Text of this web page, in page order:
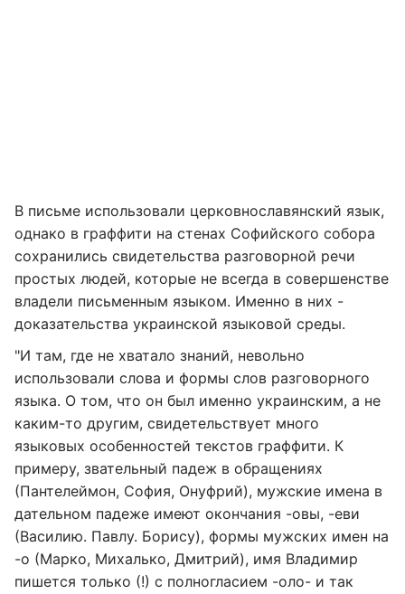
В письме использовали церковнославянский язык,
однако в граффити на стенах Софийского собора
сохранились свидетельства разговорной речи
простых людей, которые не всегда в совершенстве
владели письменным языком. Именно в них -
доказательства украинской языковой среды.
"И там, где не хватало знаний, невольно
использовали слова и формы слов разговорного
языка. О том, что он был именно украинским, а не
каким-то другим, свидетельствует много
языковых особенностей текстов граффити. К
примеру, звательный падеж в обращениях
(Пантелеймон, София, Онуфрий), мужские имена в
дательном падеже имеют окончания -овы, -еви
(Василию. Павлу. Борису), формы мужских имен на
-о (Марко, Михалько, Дмитрий), имя Владимир
пишется только (!) с полногласием -оло- и так